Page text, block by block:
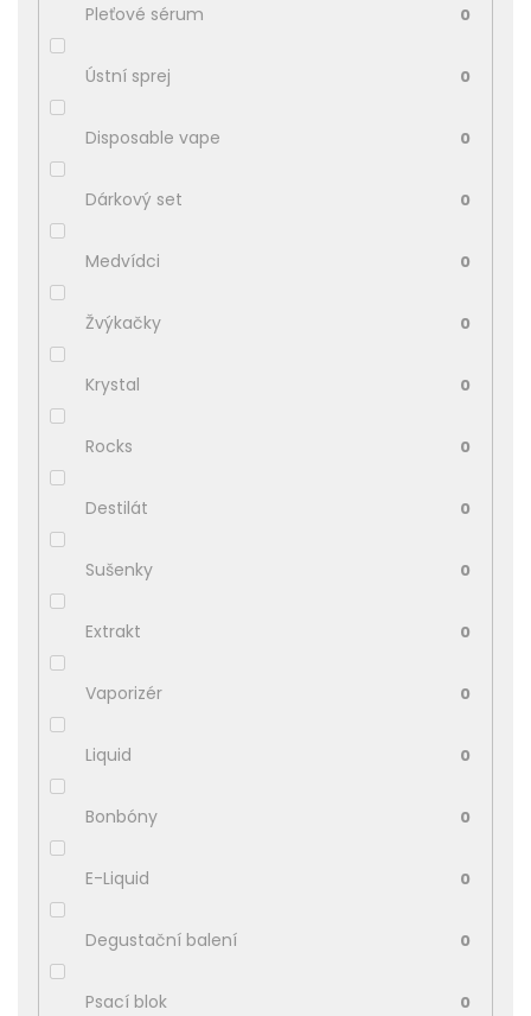
Pleťové sérum 0
Ústní sprej 0
Disposable vape 0
Dárkový set 0
Medvídci 0
Žvýkačky 0
Krystal 0
Rocks 0
Destilát 0
Sušenky 0
Extrakt 0
Vaporizér 0
Liquid 0
Bonbóny 0
E-Liquid 0
Degustační balení 0
Psací blok 0